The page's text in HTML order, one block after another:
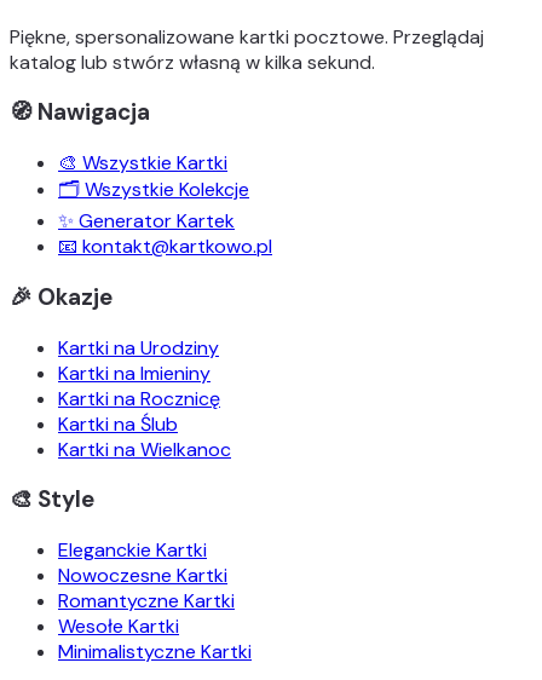
Piękne, spersonalizowane kartki pocztowe. Przeglądaj
katalog lub stwórz własną w kilka sekund.
🧭 Nawigacja
🎨 Wszystkie Kartki
🗂️ Wszystkie Kolekcje
✨ Generator Kartek
📧 kontakt@kartkowo.pl
🎉 Okazje
Kartki na Urodziny
Kartki na Imieniny
Kartki na Rocznicę
Kartki na Ślub
Kartki na Wielkanoc
🎨 Style
Eleganckie Kartki
Nowoczesne Kartki
Romantyczne Kartki
Wesołe Kartki
Minimalistyczne Kartki